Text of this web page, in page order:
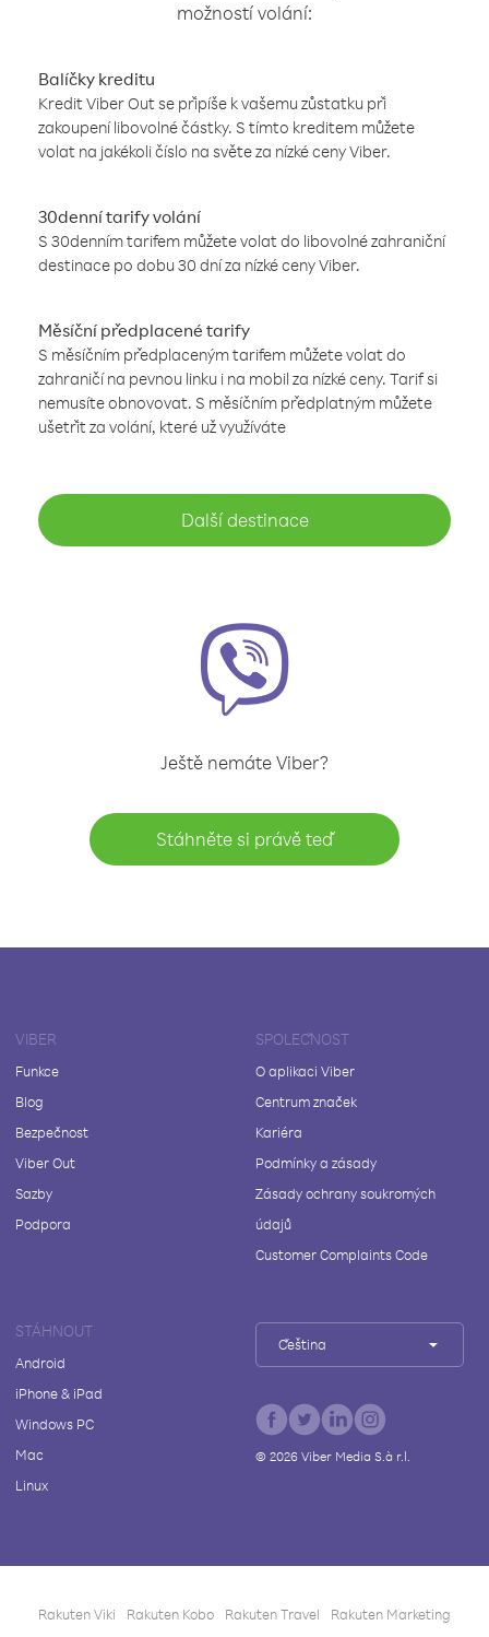
možností volání:
Balíčky kreditu
Kredit Viber Out se připíše k vašemu zůstatku při
zakoupení libovolné částky. S tímto kreditem můžete
volat na jakékoli číslo na světe za nízké ceny Viber.
30denní tarify volání
S 30denním tarifem můžete volat do libovolné zahraniční
destinace po dobu 30 dní za nízké ceny Viber.
Měsíční předplacené tarify
S měsíčním předplaceným tarifem můžete volat do
zahraničí na pevnou linku i na mobil za nízké ceny. Tarif si
nemusíte obnovovat. S měsíčním předplatným můžete
ušetřit za volání, které už využíváte
Další destinace
Ještě nemáte Viber?
Stáhněte si právě teď
VIBER
Funkce
Blog
Bezpečnost
Viber Out
Sazby
Podpora
SPOLEČNOST
O aplikaci Viber
Centrum značek
Kariéra
Podmínky a zásady
Zásady ochrany soukromých
údajů
Customer Complaints Code
STÁHNOUT
Android
iPhone & iPad
Windows PC
Mac
Linux
Čeština
© 2026Viber Media S.à r.l.
Rakuten Viki Rakuten Kobo Rakuten Travel Rakuten Marketing